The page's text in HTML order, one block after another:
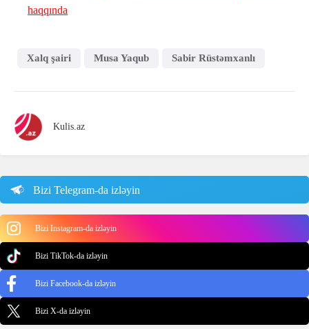
haqqında
Xalq şairi Musa Yaqub Sabir Rüstəmxanlı
Kulis.az
Bizi Telegram-da izləyin
Bizi Instagram-da izləyin
Bizi TikTok-da izləyin
Bizi Facebook-da izləyin
Bizi X-da izləyin